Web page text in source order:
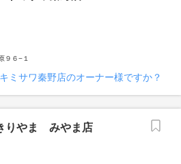
９６−１
ミサワ秦野店のオーナー様ですか？
りやま みやま店